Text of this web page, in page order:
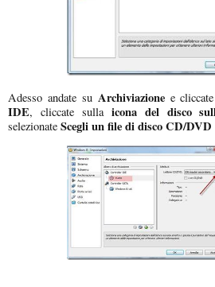
Adesso andate suArchiviazionee
IDE, cliccate sulla icona del disco
selezionate Scegli un file di disco CD/